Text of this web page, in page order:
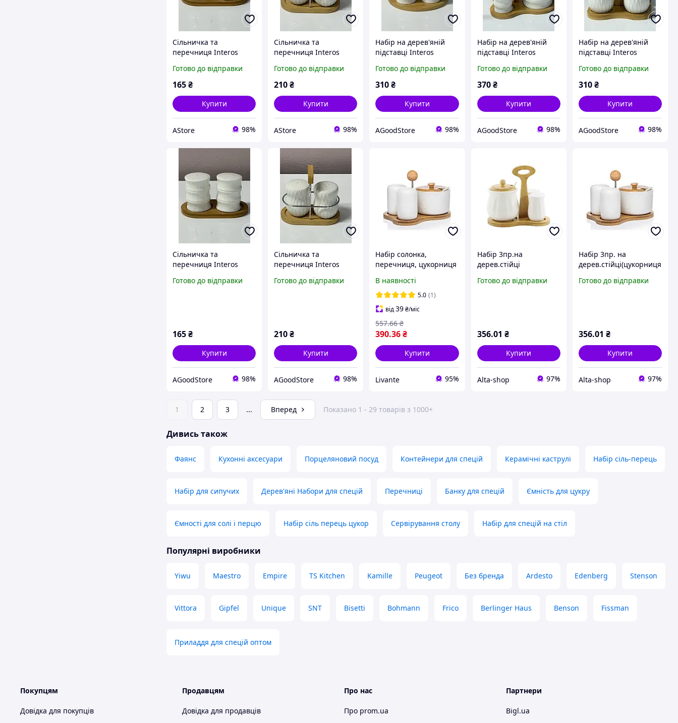
Сільничка та
перечниця Interos
на дерев'яній підставці
AStore
Готово до відправки
165₴
Купити
AStore 98%
Сільничка та
перечниця Interos
на дерев'яній підставці
AStore
Готово до відправки
210₴
Купити
AStore 98%
Набір на дерев'яній
підставці Interos
сільничка серветниця)
AGoodStore
Готово до відправки
310₴
Купити
AGoodStore 98%
Набір на дерев'яній
підставці Interos
перечниця сільничка)
AGoodStore
Готово до відправки
370 ₴
Купити
AGoodStore 98%
Набір на дерев'яній
підставці Interos
сільничка серветниця)
AGoodStore
Готово до відправки
310₴
Купити
AGoodStore 98%
Сільничка та
перечниця Interos
на дерев'яній підставці
Готово до відправки
165₴
Купити
AGoodStore 98%
Сільничка та
перечниця Interos
на дерев'яній підставці
Готово до відправки
210₴
Купити
AGoodStore 98%
Набір солонка,
перечниця, цукорниця
F PJ02561 ТМ INTEROS
"Lv"
В наявності
5.0 (1)
від39₴/міс
390.36₴
557.66 ₴
Купити
Livante 95%
Набір 3пр.на
дерев.стійці
речниця) C PJ03318 ТМ
Готово до відправки
356.01 ₴
Купити
Alta-shop 97%
Набір 3пр. на
дерев.стійці(цукорниця
PJ02561 ТМ INTEROS
Готово до відправки
356.01 ₴
Купити
Alta-shop 97%
1 2 3 ... Вперед Показано 1 - 29 товарів з 1000+
Дивись також
Фаянс Кухонні аксесуари Порцеляновий посуд Контейнери для спецій Керамічні каструлі Набір сіль-перець
Набір для сипучих Дерев'яні Набори для спецій Перечниці Банку для спецій Ємність для цукру
Ємності для солі і перцю Набір сіль перець цукор Сервірування столу Набір для спецій на стіл
Популярні виробники
Yiwu Maestro Empire TS Kitchen Kamille Peugeot Без бренда Ardesto Edenberg Stenson
Vittora Gipfel Unique SNT Bisetti Bohmann Frico Berlinger Haus Benson Fissman
Приладдя для спецій оптом
Покупцям
Довідка для покупців
Продавцям
Довідка для продавців
Про нас
Про prom.ua
Партнери
Bigl.ua